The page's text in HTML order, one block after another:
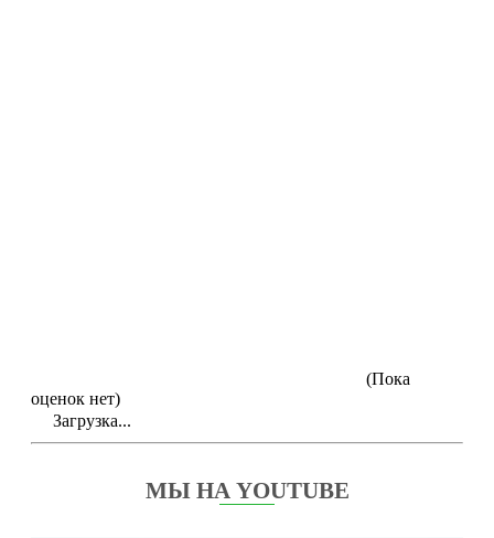
(Пока
оценок нет)
Загрузка...
МЫ НА YOUTUBE